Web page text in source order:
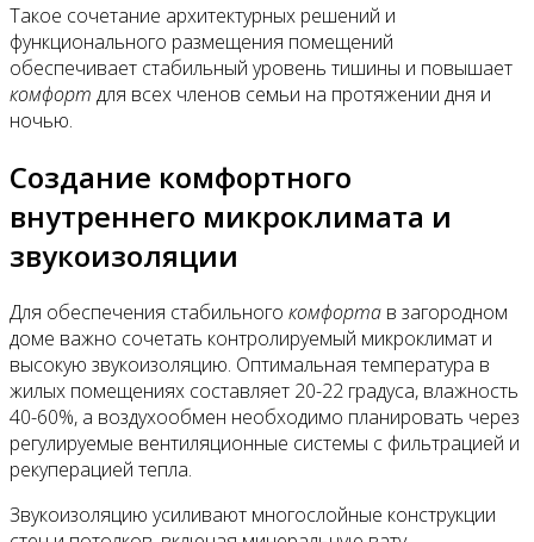
Такое сочетание архитектурных решений и
функционального размещения помещений
обеспечивает стабильный уровень тишины и повышает
комфорт для всех членов семьи на протяжении дня и
ночью.
Создание комфортного
внутреннего микроклимата и
звукоизоляции
Для обеспечения стабильного комфорта в загородном
доме важно сочетать контролируемый микроклимат и
высокую звукоизоляцию. Оптимальная температура в
жилых помещениях составляет 20-22 градуса, влажность
40-60%, а воздухообмен необходимо планировать через
регулируемые вентиляционные системы с фильтрацией и
рекуперацией тепла.
Звукоизоляцию усиливают многослойные конструкции